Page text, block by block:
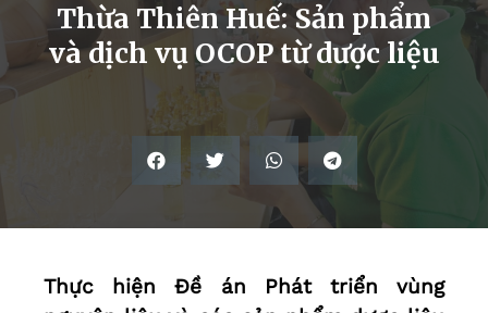
Thừa Thiên Huế: Sản phẩm
và dịch vụ OCOP từ dược liệu
Thực hiện Đề án Phát triển vùng